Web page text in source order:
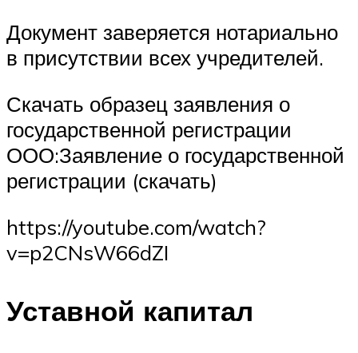
Документ заверяется нотариально
в присутствии всех учредителей.
Скачать образец заявления о
государственной регистрации
ООО:Заявление о государственной
регистрации (скачать)
https://youtube.com/watch?
v=p2CNsW66dZI
Уставной капитал